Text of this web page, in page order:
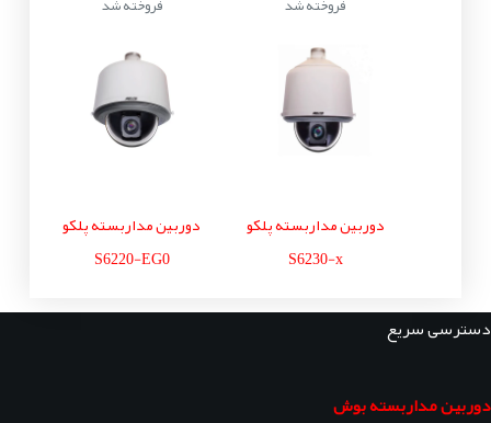
فروخته شد
دوربین مداربسته پلکو
S6230-x
فروخته شد
دوربین مداربسته پلکو
S6220-EG0
دسترسی سریع
دوربین مداربسته بوش